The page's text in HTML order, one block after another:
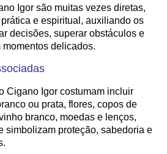
Igor são muitas vezes diretas,
e espiritual, auxiliando os
decisões, superar obstáculos e
delicados.
Cigano Igor costumam incluir
ou prata, flores, copos de
branco, moedas e lenços,
simbolizam proteção, sabedoria e